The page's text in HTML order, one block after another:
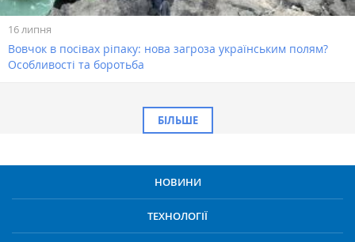
16 липня
Вовчок в посівах ріпаку: нова загроза українським полям?
Особливості та боротьба
БІЛЬШЕ
НОВИНИ
ТЕХНОЛОГІЇ